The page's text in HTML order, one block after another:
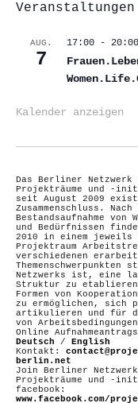
Veranstaltungen
AUG.
7
17:00 - 20:00
Kalender anzeigen
Das Berliner
Projekträume und -
seit August 2009
Zusammenschluss.
Bestandsaufnahme von
und Bedürfnissen
2010 in einem jeweils
Projektraum
verschiedenen
Netzwerks ist, eine
Struktur zu
Formen von
zu ermöglichen, sich
artikulieren und für
von
Online
Deutsch / English
Kontakt:
berlin.net
Join Berliner
Projekträume und -
facebook:
www.facebook.com/